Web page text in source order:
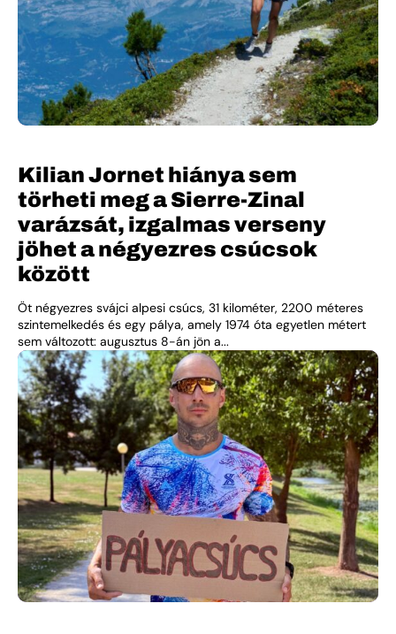
Kilian Jornet hiánya sem
törheti meg a Sierre-Zinal
varázsát, izgalmas verseny
jöhet a négyezres csúcsok
között
Öt négyezres svájci alpesi csúcs, 31 kilométer, 2200 méteres
szintemelkedés és egy pálya, amely 1974 óta egyetlen métert
sem változott: augusztus 8-án jön a...